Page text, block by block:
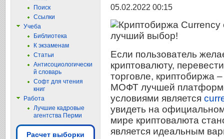
05.02.2022 00:15
Если пользователь
криптовалюту,
торговле, криптобиржа
МОФТ лучшей
условиями является
увидеть на
мире криптовалюта
является идеальным
Поиск
Ссылки
Учеба
Библиотека
К экзаменам
Статьи
Антисоциологически
й словарь
Софт для чтения
книг
Работа
Лучшие кадровые
агентства Перми
Расчет выборки